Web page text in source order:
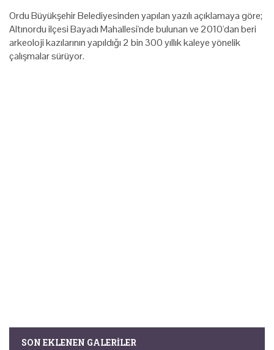
Ordu Büyükşehir Belediyesinden yapılan yazılı açıklamaya göre;
Altınordu ilçesi Bayadı Mahallesi'nde bulunan ve 2010'dan beri
arkeoloji kazılarının yapıldığı 2 bin 300 yıllık kaleye yönelik
çalışmalar sürüyor.
SON EKLENEN GALERILER